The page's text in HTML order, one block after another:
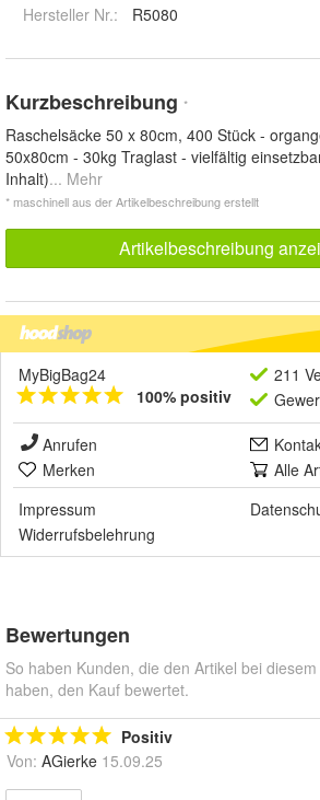
Hersteller Nr.:
R5080
Kurzbeschreibung *
Raschelsäcke 50 x 80cm, 400 Stück -
50x80cm - 30kg Traglast - vielfältig
Inhalt)... Mehr
* maschinell aus der Artikelbeschreibung erstellt
Artikelbeschreibung
MyBigBag24
100% positiv
211
Anrufen
Merken
Alle
Impressum
Widerrufsbelehrung
Bewertungen
So haben Kunden, die den Artikel bei
haben, den Kauf bewertet.
Positiv
Von: AGierke 15.09.25